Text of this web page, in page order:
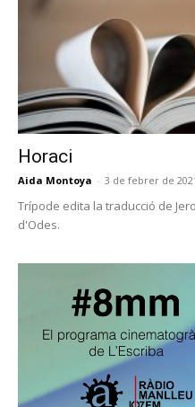
Horaci
Aida Montoya - 3 de febrer de
Trípode edita la traducció de
d'Odes.